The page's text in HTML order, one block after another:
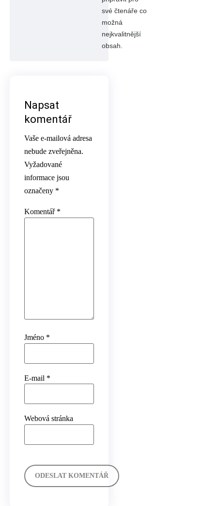
své čtenáře co
možná
nejkvalitnější
obsah.
Napsat
komentář
Vaše e-mailová adresa
nebude zveřejněna.
Vyžadované
informace jsou
označeny *
Komentář *
Jméno *
E-mail *
Webová stránka